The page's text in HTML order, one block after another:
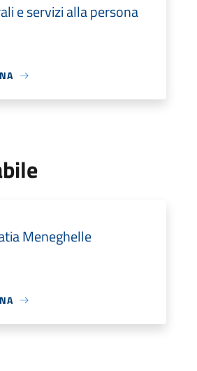
e servizi alla persona
Meneghelle